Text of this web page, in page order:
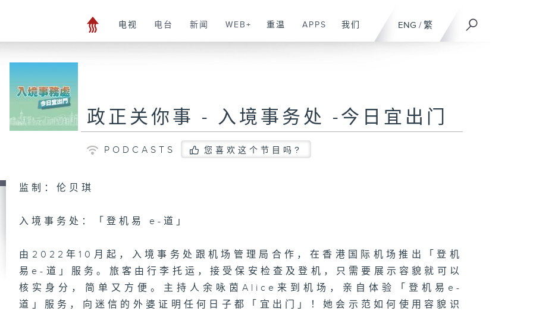
ENG / 繁
电视 电台 新闻 WEB+ 重温 APPS 我们
政正关你事 - 入境事务处 -今日宜出门
PODCASTS 您喜欢这个节目吗?
监制：伦贝琪
入境事务处：「登机易 e-道」
由2022年10月起，入境事务处跟机场管理局合作，在香港国际机场推出「登机
易e-道」服务。旅客由行李托运，接受保安检查及登机，只需要展示容貌就可以
核实身分，简单又方便。主持人余咏茵Alice来到机场，亲自体验「登机易e-
道」服务，向迷信的外婆证明任何日子都「宜出门」！她会示范如何使用容貌识